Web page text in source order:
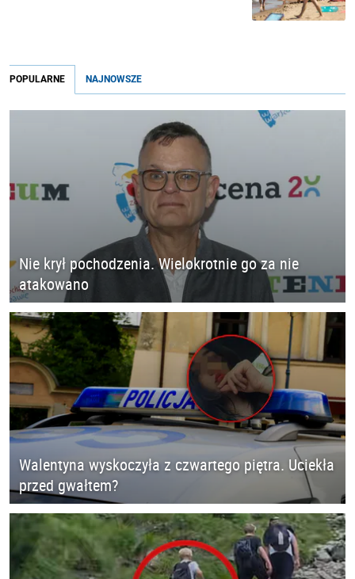
POPULARNE NAJNOWSZE
Nie krył pochodzenia. Wielokrotnie go za nie
atakowano
Walentyna wyskoczyła z czwartego piętra. Uciekła
przed gwałtem?